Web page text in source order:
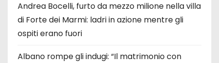
Andrea Bocelli, furto da mezzo milione nella villa
di Forte dei Marmi: ladri in azione mentre gli
ospiti erano fuori
Albano rompe gli indugi: “Il matrimonio con